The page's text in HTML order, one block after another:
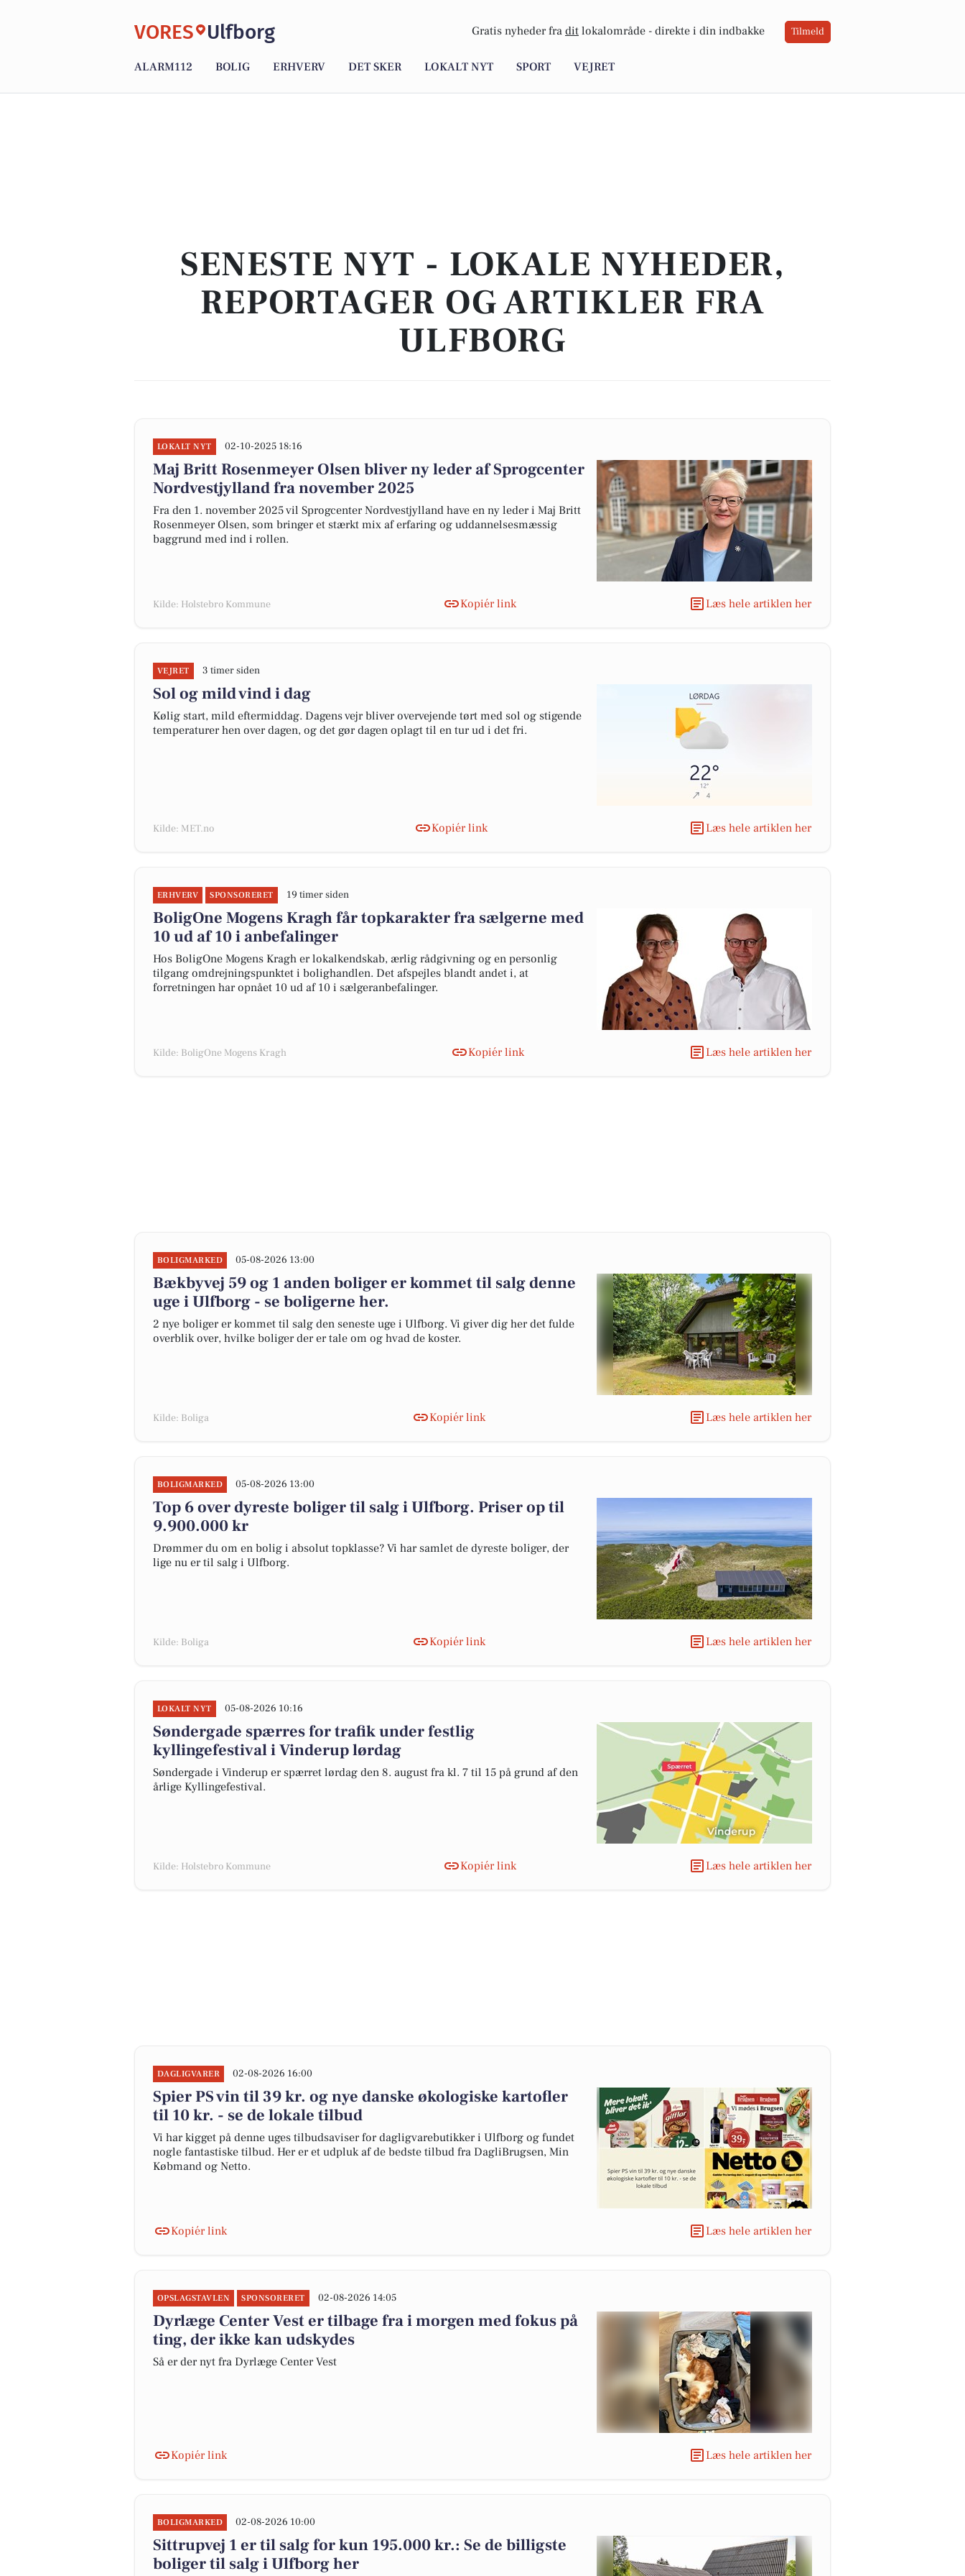
VORES Ulfborg Gratis nyheder fra dit lokalområde - direkte i din indbakke Tilmeld
ALARM112 BOLIG ERHVERV DET SKER LOKALT NYT SPORT VEJRET
SENESTE NYT - LOKALE NYHEDER,
REPORTAGER OG ARTIKLER FRA
ULFBORG
LOKALT NYT 02-10-2025 18:16
Maj Britt Rosenmeyer Olsen bliver ny leder af Sprogcenter
Nordvestjylland fra november 2025
Fra den 1. november 2025 vil Sprogcenter Nordvestjylland have en ny leder i Maj Britt
Rosenmeyer Olsen, som bringer et stærkt mix af erfaring og uddannelsesmæssig
baggrund med ind i rollen.
Kilde: Holstebro Kommune Kopiér link Læs hele artiklen her
VEJRET 3 timer siden
Sol og mild vind i dag
Kølig start, mild eftermiddag. Dagens vejr bliver overvejende tørt med sol og stigende
temperaturer hen over dagen, og det gør dagen oplagt til en tur ud i det fri.
Kilde: MET.no Kopiér link Læs hele artiklen her
ERHVERV SPONSORERET 19 timer siden
BoligOne Mogens Kragh får topkarakter fra sælgerne med
10 ud af 10 i anbefalinger
Hos BoligOne Mogens Kragh er lokalkendskab, ærlig rådgivning og en personlig
tilgang omdrejningspunktet i bolighandlen. Det afspejles blandt andet i, at
forretningen har opnået 10 ud af 10 i sælgeranbefalinger.
Kilde: BoligOne Mogens Kragh Kopiér link Læs hele artiklen her
BOLIGMARKED 05-08-2026 13:00
Bækbyvej 59 og 1 anden boliger er kommet til salg denne
uge i Ulfborg - se boligerne her.
2 nye boliger er kommet til salg den seneste uge i Ulfborg. Vi giver dig her det fulde
overblik over, hvilke boliger der er tale om og hvad de koster.
Kilde: Boliga Kopiér link Læs hele artiklen her
BOLIGMARKED 05-08-2026 13:00
Top 6 over dyreste boliger til salg i Ulfborg. Priser op til
9.900.000 kr
Drømmer du om en bolig i absolut topklasse? Vi har samlet de dyreste boliger, der
lige nu er til salg i Ulfborg.
Kilde: Boliga Kopiér link Læs hele artiklen her
LOKALT NYT 05-08-2026 10:16
Søndergade spærres for trafik under festlig
kyllingefestival i Vinderup lørdag
Søndergade i Vinderup er spærret lørdag den 8. august fra kl. 7 til 15 på grund af den
årlige Kyllingefestival.
Kilde: Holstebro Kommune Kopiér link Læs hele artiklen her
DAGLIGVARER 02-08-2026 16:00
Spier PS vin til 39 kr. og nye danske økologiske kartofler
til 10 kr. - se de lokale tilbud
Vi har kigget på denne uges tilbudsaviser for dagligvarebutikker i Ulfborg og fundet
nogle fantastiske tilbud. Her er et udpluk af de bedste tilbud fra DagliBrugsen, Min
Købmand og Netto.
Kopiér link Læs hele artiklen her
OPSLAGSTAVLEN SPONSORERET 02-08-2026 14:05
Dyrlæge Center Vest er tilbage fra i morgen med fokus på
ting, der ikke kan udskydes
Så er der nyt fra Dyrlæge Center Vest
Kopiér link Læs hele artiklen her
BOLIGMARKED 02-08-2026 10:00
Sittrupvej 1 er til salg for kun 195.000 kr.: Se de billigste
boliger til salg i Ulfborg her